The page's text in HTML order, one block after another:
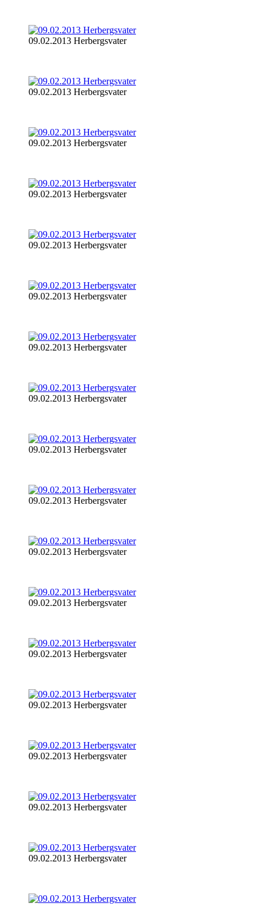
09.02.2013 Herbergsvater
09.02.2013 Herbergsvater
09.02.2013 Herbergsvater
09.02.2013 Herbergsvater
09.02.2013 Herbergsvater
09.02.2013 Herbergsvater
09.02.2013 Herbergsvater
09.02.2013 Herbergsvater
09.02.2013 Herbergsvater
09.02.2013 Herbergsvater
09.02.2013 Herbergsvater
09.02.2013 Herbergsvater
09.02.2013 Herbergsvater
09.02.2013 Herbergsvater
09.02.2013 Herbergsvater
09.02.2013 Herbergsvater
09.02.2013 Herbergsvater